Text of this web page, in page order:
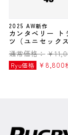
2025 AW新作
カンタベリー ト
ツ（ユニセックス
通常価格： ¥
Ryu価格
¥ 8,800